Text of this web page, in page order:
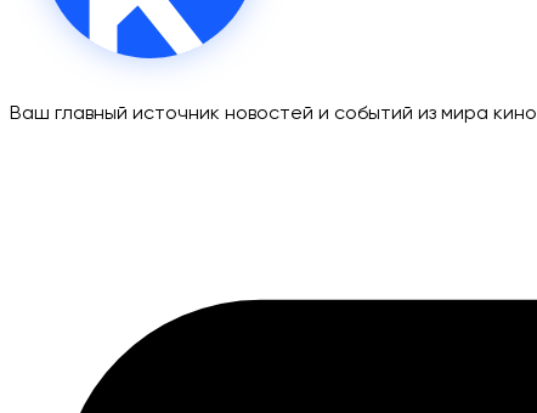
Ваш главный источник новостей и событий из мира кино